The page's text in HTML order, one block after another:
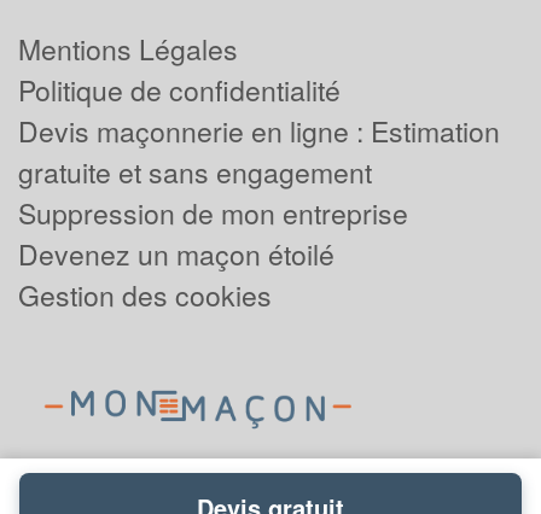
Mentions Légales
Politique de confidentialité
Devis maçonnerie en ligne : Estimation
gratuite et sans engagement
Suppression de mon entreprise
Devenez un maçon étoilé
Gestion des cookies